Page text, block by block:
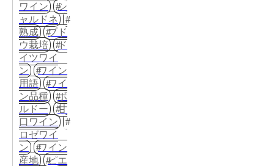
ワイン
シ
ャルドネ
熟成
ブド
ウ栽培
ド
イツワイ
ン
ワイン
用語
ワイ
ン品種
ボ
ルドー
甘
口ワイン
ロゼワイ
ン
ワイン
産地
ピエ